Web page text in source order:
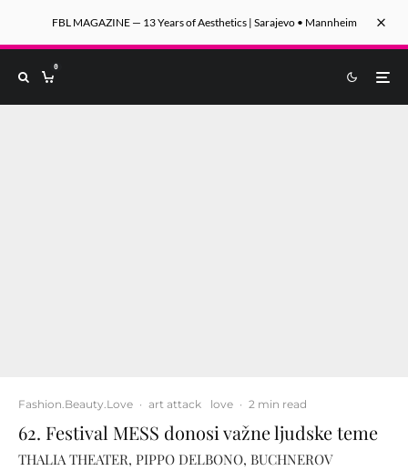
FBL MAGAZINE — 13 Years of Aesthetics | Sarajevo • Mannheim
0
Fashion.Beauty.Love · art attack love · 2 min read
62. Festival MESS donosi važne ljudske teme
THALIA THEATER, PIPPO DELBONO, BUCHNEROV